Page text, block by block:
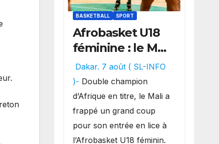
BASKETBALL SPORT
Afrobasket U18
féminine : le Mali
réalise un
véritable festival
offensif et
inflige une
lourde défaite
au Bénin.
Dakar. 7 août ( SL-INFO
)- Double champion
d’Afrique en titre, le Mali a
frappé un grand coup
pour son entrée en lice à
l’Afrobasket U18 féminin.